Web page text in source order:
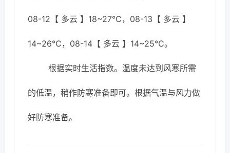
08-12【 多云 】18~27℃，08-13【 多云 】
14~26℃，08-14【 多云 】14~25℃。
根据实时生活指数。温度未达到风寒所需
的低温，稍作防寒准备即可。根据气温与风力做
好防寒准备。